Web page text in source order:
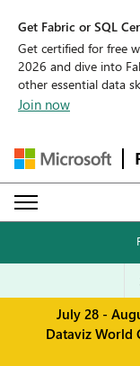
Get Fabric or SQL
Get certified for free
2026 and dive into
other essential data
Join now
July 28 -
Dataviz World